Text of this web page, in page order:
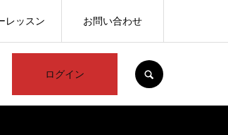
ログイン
レッスン お問い合わせ